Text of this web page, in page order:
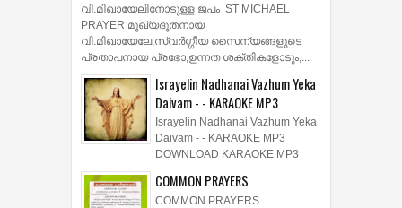
വി.മിഖായേലിനോടുള്ള ജപം ST MICHAEL
PRAYER മുഖ്യദൂതനായ
വി.മിഖായേലേ,സ്വർഗ്ഗീയ സൈന്യങ്ങളുടെ
പ്രതാപനായ പ്രഭോ,ഉന്നത ശക്തികളോടും,...
Israyelin Nadhanai Vazhum Yeka
Daivam - - KARAOKE MP3
Israyelin Nadhanai Vazhum Yeka
Daivam - - KARAOKE MP3
DOWNLOAD KARAOKE MP3
COMMON PRAYERS
COMMON PRAYERS